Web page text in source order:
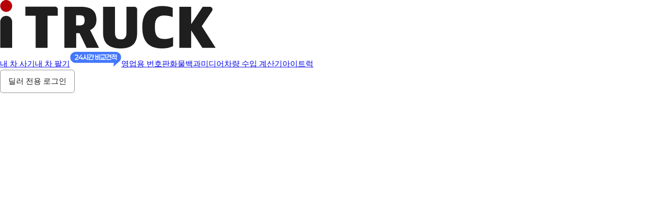
내 차 사기 내 차 팔기 영업용 번호판화물백과미디어 차량 수입 계산기 아이트럭
딜러 전용 로그인